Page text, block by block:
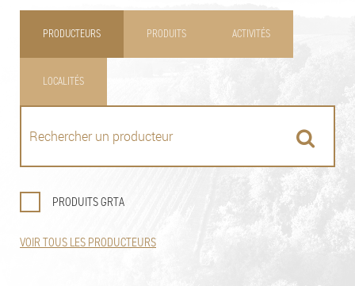
PRODUCTEURS PRODUITS ACTIVITÉS
LOCALITÉS
PRODUITS GRTA
VOIR TOUS LES PRODUCTEURS